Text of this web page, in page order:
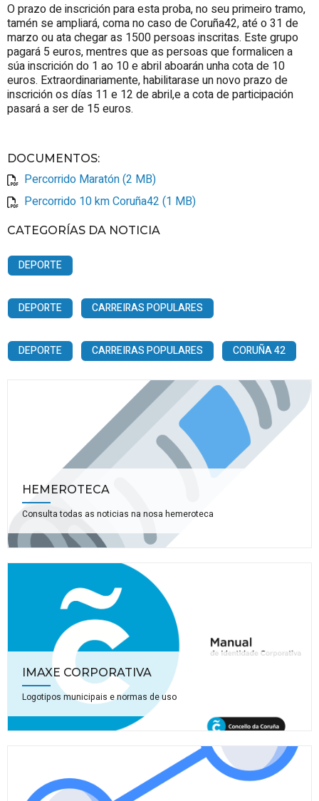
O prazo de inscrición para esta proba, no seu primeiro tramo,
tamén se ampliará, coma no caso de Coruña42, até o 31 de
marzo ou ata chegar as 1500 persoas inscritas. Este grupo
pagará 5 euros, mentres que as persoas que formalicen a
súa inscrición do 1 ao 10 e abril aboarán unha cota de 10
euros. Extraordinariamente, habilitarase un novo prazo de
inscrición os días 11 e 12 de abril,e a cota de participación
pasará a ser de 15 euros.
DOCUMENTOS:
Percorrido Maratón (2 MB)
Percorrido 10 km Coruña42 (1 MB)
CATEGORÍAS DA NOTICIA
DEPORTE
DEPORTE CARREIRAS POPULARES
DEPORTE CARREIRAS POPULARES CORUÑA 42
HEMEROTECA
Consulta todas as noticias na nosa hemeroteca
IMAXE CORPORATIVA
Logotipos municipais e normas de uso